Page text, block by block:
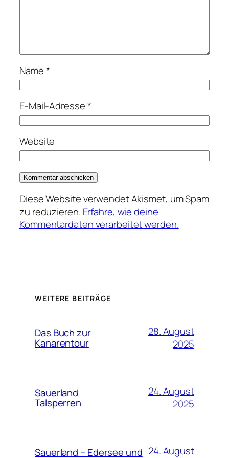
Name*
E-Mail-Adresse*
Website
Diese Website verwendet Akismet, um Spam
zu reduzieren. Erfahre, wie deine
Kommentardaten verarbeitet werden.
WEITERE BEITRÄGE
Das Buch zur
Kanarentour
28. August
2025
Sauerland
Talsperren
24. August
2025
Sauerland – Edersee und 24. August